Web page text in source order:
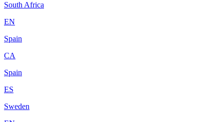
South Africa
EN
Spain
CA
Spain
ES
Sweden